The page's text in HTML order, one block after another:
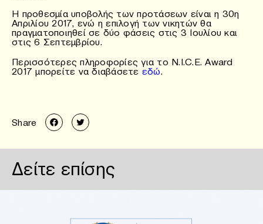
Η προθεσμία υποβολής των προτάσεων είναι η 30η
Απριλίου 2017, ενώ η επιλογή των νικητών θα
πραγματοποιηθεί σε δύο φάσεις στις 3 Ιουλίου και
στις 6 Σεπτεμβρίου.
Περισσότερες πληροφορίες για το N.I.C.E. Award
2017 μπορείτε να διαβάσετε εδώ.
Share
Δείτε επίσης